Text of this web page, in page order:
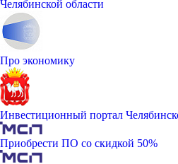
Челябинской области
Про экономику
Инвестиционный портал
Приобрести ПО со скидкой 50%